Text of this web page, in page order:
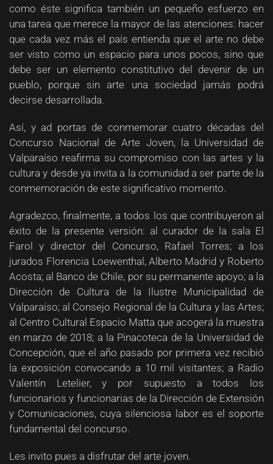
como éste significa también un pequeño esfuerzo en
una tarea que merece la mayor de las atenciones: hacer
que cada vez más el país entienda que el arte no debe
ser visto como un espacio para unos pocos, sino que
debe ser un elemento constitutivo del devenir de un
pueblo, porque sin arte una sociedad jamás podrá
decirse desarrollada.
Así, y ad portas de conmemorar cuatro décadas del
Concurso Nacional de Arte Joven, la Universidad de
Valparaíso reafirma su compromiso con las artes y la
cultura y desde ya invita a la comunidad a ser parte de la
conmemoración de este significativo momento.
Agradezco, finalmente, a todos los que contribuyeron al
éxito de la presente versión: al curador de la sala El
Farol y director del Concurso, Rafael Torres; a los
jurados Florencia Loewenthal, Alberto Madrid y Roberto
Acosta; al Banco de Chile, por su permanente apoyo; a la
Dirección de Cultura de la Ilustre Municipalidad de
Valparaíso; al Consejo Regional de la Cultura y las Artes;
al Centro Cultural Espacio Matta que acogerá la muestra
en marzo de 2018; a la Pinacoteca de la Universidad de
Concepción, que el año pasado por primera vez recibió
la exposición convocando a 10 mil visitantes; a Radio
Valentín Letelier, y por supuesto a todos los
funcionarios y funcionarias de la Dirección de Extensión
y Comunicaciones, cuya silenciosa labor es el soporte
fundamental del concurso.
Les invito pues a disfrutar del arte joven.